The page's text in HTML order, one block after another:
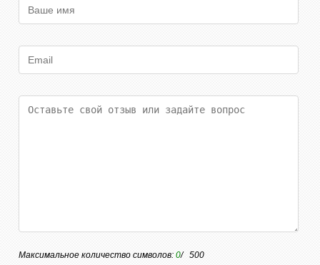
Максимальное количество символов: 0/ 500